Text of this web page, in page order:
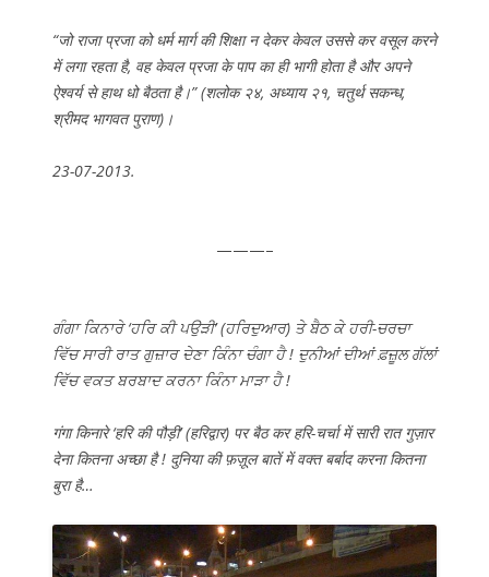
“जो राजा प्रजा को धर्म मार्ग की शिक्षा न देकर केवल उससे कर वसूल करने
में लगा रहता है, वह केवल प्रजा के पाप का ही भागी होता है और अपने
ऐश्वर्य से हाथ धो बैठता है।” (शलोक २४, अध्याय २१, चतुर्थ सकन्ध,
श्रीमद भागवत पुराण)।
23-07-2013.
———–
ਗੰਗਾ ਕਿਨਾਰੇ ‘ਹਰਿ ਕੀ ਪਉੜੀ’ (ਹਰਿਦੁਆਰ) ਤੇ ਬੈਠ ਕੇ ਹਰੀ-ਚਰਚਾ
ਵਿੱਚ ਸਾਰੀ ਰਾਤ ਗੁਜ਼ਾਰ ਦੇਣਾ ਕਿੰਨਾ ਚੰਗਾ ਹੈ ! ਦੁਨੀਆਂ ਦੀਆਂ ਫ਼ਜ਼ੂਲ ਗੱਲਾਂ
ਵਿੱਚ ਵਕਤ ਬਰਬਾਦ ਕਰਨਾ ਕਿੰਨਾ ਮਾੜਾ ਹੈ !
गंगा किनारे ‘हरि की पौड़ी’ (हरिद्वार) पर बैठ कर हरि-चर्चा में सारी रात गुज़ार
देना कितना अच्छा है ! दुनिया की फ़ज़ूल बातें में वक्त बर्बाद करना कितना
बुरा है…